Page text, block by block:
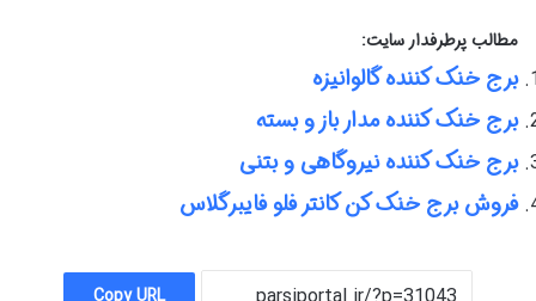
مطالب پرطرفدار سایت:
برج خنک کننده گالوانیزه
برج خنک کننده مدار باز و بسته
برج خنک کننده نیروگاهی و بتنی
فروش برج خنک کن کانتر فلو فایبرگلاس